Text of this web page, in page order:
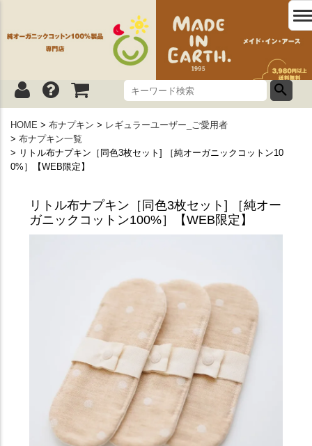
HOME 布ナプキン
レギュラーユーザー_ご愛用者
布ナプキン一覧
リトル布ナプキン［同色3枚セット] ［純オーガニックコットン10
0%］【WEB限定】
リトル布ナプキン［同色3枚セット] ［純オー
ガニックコットン100%］【WEB限定】